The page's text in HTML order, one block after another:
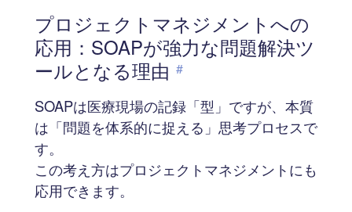
プロジェクトマネジメントへの
応用：SOAPが強力な問題解決ツ
ールとなる理由 #
SOAPは医療現場の記録「型」ですが、本質
は「問題を体系的に捉える」思考プロセスで
す。
この考え方はプロジェクトマネジメントにも
応用できます。